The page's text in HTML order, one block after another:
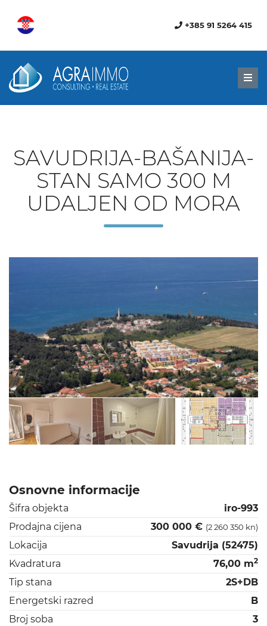
+385 91 5264 415
SAVUDRIJA-BAŠANIJA-
STAN SAMO 300 M
UDALJEN OD MORA
Osnovne informacije
Šifra objekta
iro-993
Prodajna cijena
300 000 € (2 260 350 kn)
Lokacija
Savudrija (52475)
Kvadratura
76,00 m2
Tip stana
2S+DB
Energetski razred
B
Broj soba
3